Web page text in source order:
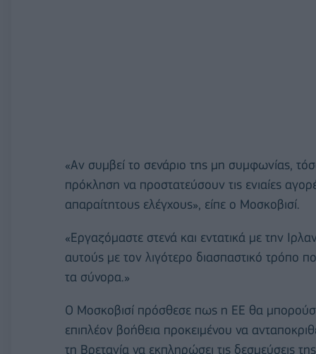
«Αν συμβεί το σενάριο της μη συμφωνίας,
πρόκληση να προστατεύσουν τις ενιαίες
απαραίτητους ελέγχους», είπε ο Μοσκοβισί.
«Εργαζόμαστε στενά και εντατικά με την
αυτούς με τον λιγότερο διασπαστικό τρόπο
τα σύνορα.»
Ο Μοσκοβισί πρόσθεσε πως η ΕΕ θα
επιπλέον βοήθεια προκειμένου να
τη Βρετανία να εκπληρώσει τις δεσμεύσεις